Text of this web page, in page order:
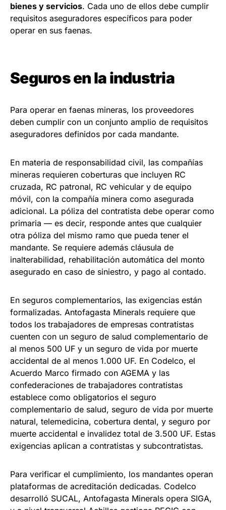
bienes y servicios. Cada uno de ellos debe cumplir
requisitos aseguradores específicos para poder
operar en sus faenas.
Seguros en la industria
Para operar en faenas mineras, los proveedores
deben cumplir con un conjunto amplio de requisitos
aseguradores definidos por cada mandante.
En materia de responsabilidad civil, las compañías
mineras requieren coberturas que incluyen RC
cruzada, RC patronal, RC vehicular y de equipo
móvil, con la compañía minera como asegurada
adicional. La póliza del contratista debe operar como
primaria — es decir, responde antes que cualquier
otra póliza del mismo ramo que pueda tener el
mandante. Se requiere además cláusula de
inalterabilidad, rehabilitación automática del monto
asegurado en caso de siniestro, y pago al contado.
En seguros complementarios, las exigencias están
formalizadas. Antofagasta Minerals requiere que
todos los trabajadores de empresas contratistas
cuenten con un seguro de salud complementario de
al menos 500 UF y un seguro de vida por muerte
accidental de al menos 1.000 UF. En Codelco, el
Acuerdo Marco firmado con AGEMA y las
confederaciones de trabajadores contratistas
establece como obligatorios el seguro
complementario de salud, seguro de vida por muerte
natural, telemedicina, cobertura dental, y seguro por
muerte accidental e invalidez total de 3.500 UF. Estas
exigencias aplican a contratistas y subcontratistas.
Para verificar el cumplimiento, los mandantes operan
plataformas de acreditación dedicadas. Codelco
desarrolló SUCAL, Antofagasta Minerals opera SIGA,